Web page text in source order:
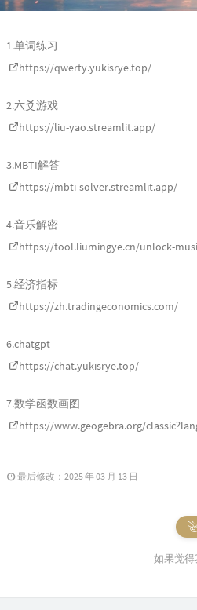
1.单词练习
https://qwerty.yukisrye.top/
2.六爻游戏
https://liu-yao.streamlit.app/
3.MBTI解答
https://mbti-solver.streamlit.app/
4.音乐解密
https://tool.liumingye.cn/unlock-
5.经济指标
https://zh.tradingeconomics.com/
6.chatgpt
https://chat.yukisrye.top/
7.数学函数画图
https://www.geogebra.org/
最后修改：2025 年 03 月 13 日
如果觉